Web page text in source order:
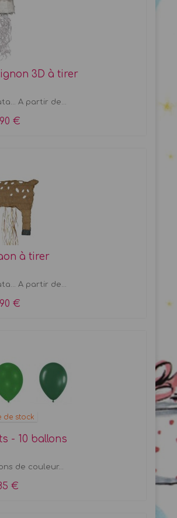
3D à tirer
A partir de...
€
à tirer
A partir de...
€
de stock
- 10 ballons
de couleur...
€